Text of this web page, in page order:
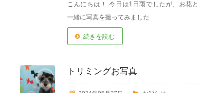
こんにちは！ 今日は1日雨でしたが、お花と
一緒に写真を撮ってみました
続きを読む
トリミングお写真